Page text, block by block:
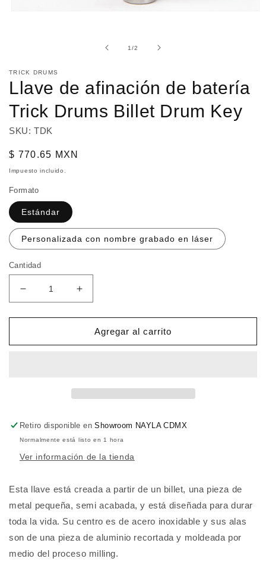
ventana
1/de
2
TRICK DRUMS
Llave de afinación de batería
Trick Drums Billet Drum Key
SKU: TDK
Precio
habitual
$ 770.65 MXN
Impuesto incluido.
Formato
Estándar
Personalizada con nombre grabado en láser
Cantidad
Reducir
cantidad
para
de
Drum
Key
Aumentar
cantidad
para
Llave
de
Drum
Key
Agregar al carrito
Retiro disponible enShowroom NAYLA CDMX
Normalmente está listo en 1 hora
Ver información de la tienda
Esta llave está creada a partir de un billet, una pieza de
metal pequeña, semi acabada, y está diseñada para durar
toda la vida. Su centro es de acero inoxidable y sus alas
son de una pieza de aluminio recortada y moldeada por
medio del proceso milling.